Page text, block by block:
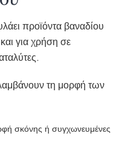
προϊόντα βαναδίου
για χρήση σε
τη μορφή των
σκόνης ή συγχωνευμένες